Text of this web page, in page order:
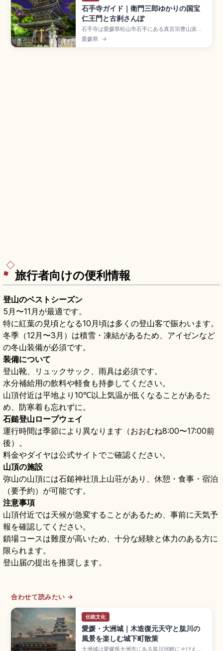
石手寺ガイド｜衛門三郎ゆかりの国宝
仁王門と古刹さんぽ
石手寺は愛媛県松山市石手にある真言宗豊山派の
寺院で、四国八十八ヶ所霊場の第51番札所として
衛門三郎再来伝説で知られる古刹です。国宝の仁
愛媛県 →
旅行者向けの便利情報
登山のベストシーズン
5月〜11月が最適です。
特に紅葉の見頃となる10月頃は多くの登山客で賑わいます。
冬季（12月〜3月）は積雪・凍結があるため、アイゼンなど
の冬山装備が必須です。
装備について
登山靴、リュックサック、雨具は必須です。
水分補給用の飲料や軽食も持参してください。
山頂付近は平地より10℃以上気温が低くなることがあるた
め、防寒着も忘れずに。
石鎚登山ロープウェイ
運行時間は季節により異なります（おおむね8:00〜17:00前
後）。
料金やダイヤは公式サイトでご確認ください。
山頂の施設
弥山の山頂には石鎚神社頂上山荘があり、休憩・食事・宿泊
（要予約）が可能です。
注意事項
山頂付近では天候が急変することがあるため、事前に天気予
報を確認してください。
鎖場コースは難度が高いため、十分な経験と体力のある方に
限られます。
登山届の提出を推奨します。
合わせて読みたい →
伝統文化
愛媛・大洲城｜木造復元天守と肱川の
風景を楽しむ城下町散策
大洲城は愛媛県大洲市にある肱川河畔にそびえる